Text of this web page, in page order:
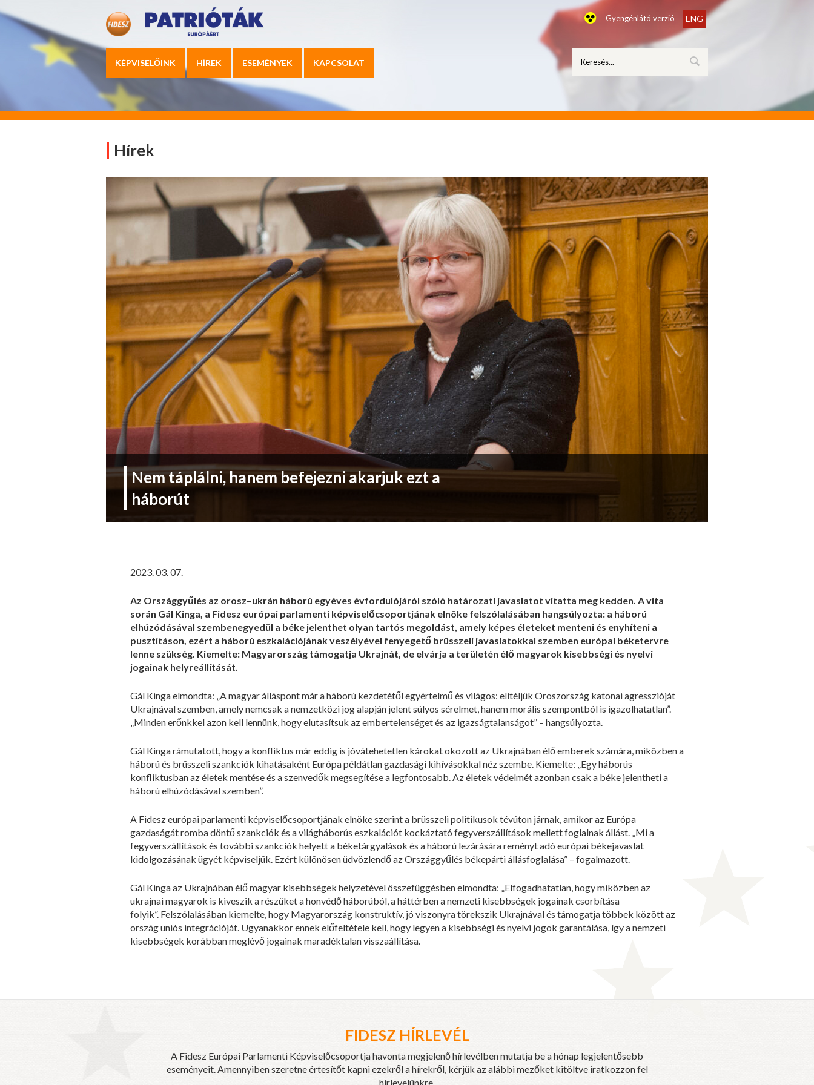
Gyengénlátó verzió ENG
KÉPVISELŐINK HÍREK ESEMÉNYEK KAPCSOLAT
Hírek
Nem táplálni, hanem befejezni akarjuk ezt a
háborút
2023. 03. 07.
Az Országgyűlés az orosz–ukrán háború egyéves évfordulójáról szóló határozati javaslatot vitatta meg kedden. A vita
során Gál Kinga, a Fidesz európai parlamenti képviselőcsoportjának elnöke felszólalásában hangsúlyozta: a háború
elhúzódásával szembenegyedül a béke jelenthet olyan tartós megoldást, amely képes életeket menteni és enyhíteni a
pusztításon, ezért a háború eszkalációjának veszélyével fenyegető brüsszeli javaslatokkal szemben európai béketervre
lenne szükség. Kiemelte: Magyarország támogatja Ukrajnát, de elvárja a területén élő magyarok kisebbségi és nyelvi
jogainak helyreállítását.
Gál Kinga elmondta: „A magyar álláspont már a háború kezdetétől egyértelmű és világos: elítéljük Oroszország katonai agresszióját
Ukrajnával szemben, amely nemcsak a nemzetközi jog alapján jelent súlyos sérelmet, hanem morális szempontból is igazolhatatlan”.
„Minden erőnkkel azon kell lennünk, hogy elutasítsuk az embertelenséget és az igazságtalanságot” – hangsúlyozta.
Gál Kinga rámutatott, hogy a konfliktus már eddig is jóvátehetetlen károkat okozott az Ukrajnában élő emberek számára, miközben a
háború és brüsszeli szankciók kihatásaként Európa példátlan gazdasági kihívásokkal néz szembe. Kiemelte: „Egy háborús
konfliktusban az életek mentése és a szenvedők megsegítése a legfontosabb. Az életek védelmét azonban csak a béke jelentheti a
háború elhúzódásával szemben”.
A Fidesz európai parlamenti képviselőcsoportjának elnöke szerint a brüsszeli politikusok tévúton járnak, amikor az Európa
gazdaságát romba döntő szankciók és a világháborús eszkalációt kockáztató fegyverszállítások mellett foglalnak állást. „Mi a
fegyverszállítások és további szankciók helyett a béketárgyalások és a háború lezárására reményt adó európai békejavaslat
kidolgozásának ügyét képviseljük. Ezért különösen üdvözlendő az Országgyűlés békepárti állásfoglalása” – fogalmazott.
Gál Kinga az Ukrajnában élő magyar kisebbségek helyzetével összefüggésben elmondta: „Elfogadhatatlan, hogy miközben az
ukrajnai magyarok is kiveszik a részüket a honvédő háborúból, a háttérben a nemzeti kisebbségek jogainak csorbítása
folyik”. Felszólalásában kiemelte, hogy Magyarország konstruktív, jó viszonyra törekszik Ukrajnával és támogatja többek között az
ország uniós integrációját. Ugyanakkor ennek előfeltétele kell, hogy legyen a kisebbségi és nyelvi jogok garantálása, így a nemzeti
kisebbségek korábban meglévő jogainak maradéktalan visszaállítása.
FIDESZ HÍRLEVÉL
A Fidesz Európai Parlamenti Képviselőcsoportja havonta megjelenő hírlevélben mutatja be a hónap legjelentősebb
eseményeit. Amennyiben szeretne értesítőt kapni ezekről a hírekről, kérjük az alábbi mezőket kitöltve iratkozzon fel
hírlevelünkre.